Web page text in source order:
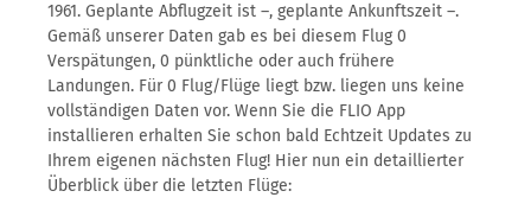
1961. Geplante Abflugzeit ist –, geplante Ankunftszeit –.
Gemäß unserer Daten gab es bei diesem Flug 0
Verspätungen, 0 pünktliche oder auch frühere
Landungen. Für 0 Flug/Flüge liegt bzw. liegen uns keine
vollständigen Daten vor. Wenn Sie die FLIO App
installieren erhalten Sie schon bald Echtzeit Updates zu
Ihrem eigenen nächsten Flug! Hier nun ein detaillierter
Überblick über die letzten Flüge: